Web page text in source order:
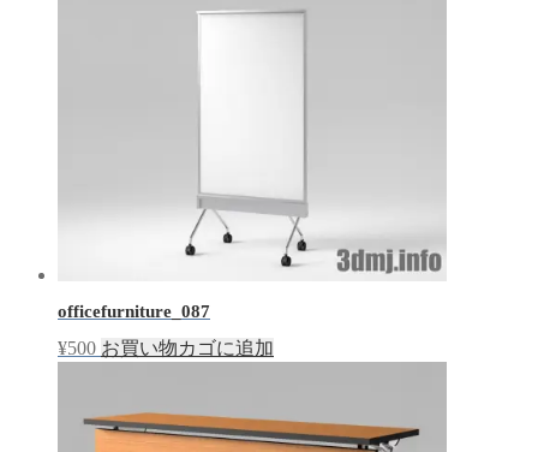
officefurniture_087
¥500 お買い物カゴに追加